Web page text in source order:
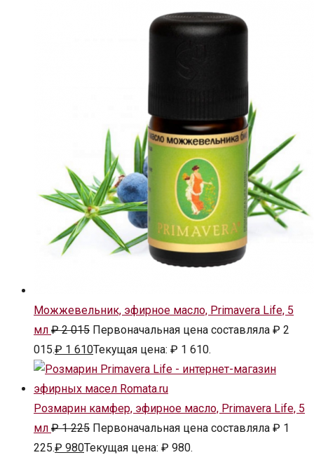
Можжевельник, эфирное масло, Primavera Life, 5
мл ₽2 015 Первоначальная цена составляла ₽ 2
015.₽ 1 610Текущая цена: ₽ 1 610.
Розмарин камфер, эфирное масло, Primavera Life, 5
мл ₽1 225 Первоначальная цена составляла ₽ 1
225.₽ 980Текущая цена: ₽ 980.